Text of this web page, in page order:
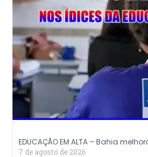
EDUCAÇÃO EM ALTA – Bahia
7 de agosto de 2026